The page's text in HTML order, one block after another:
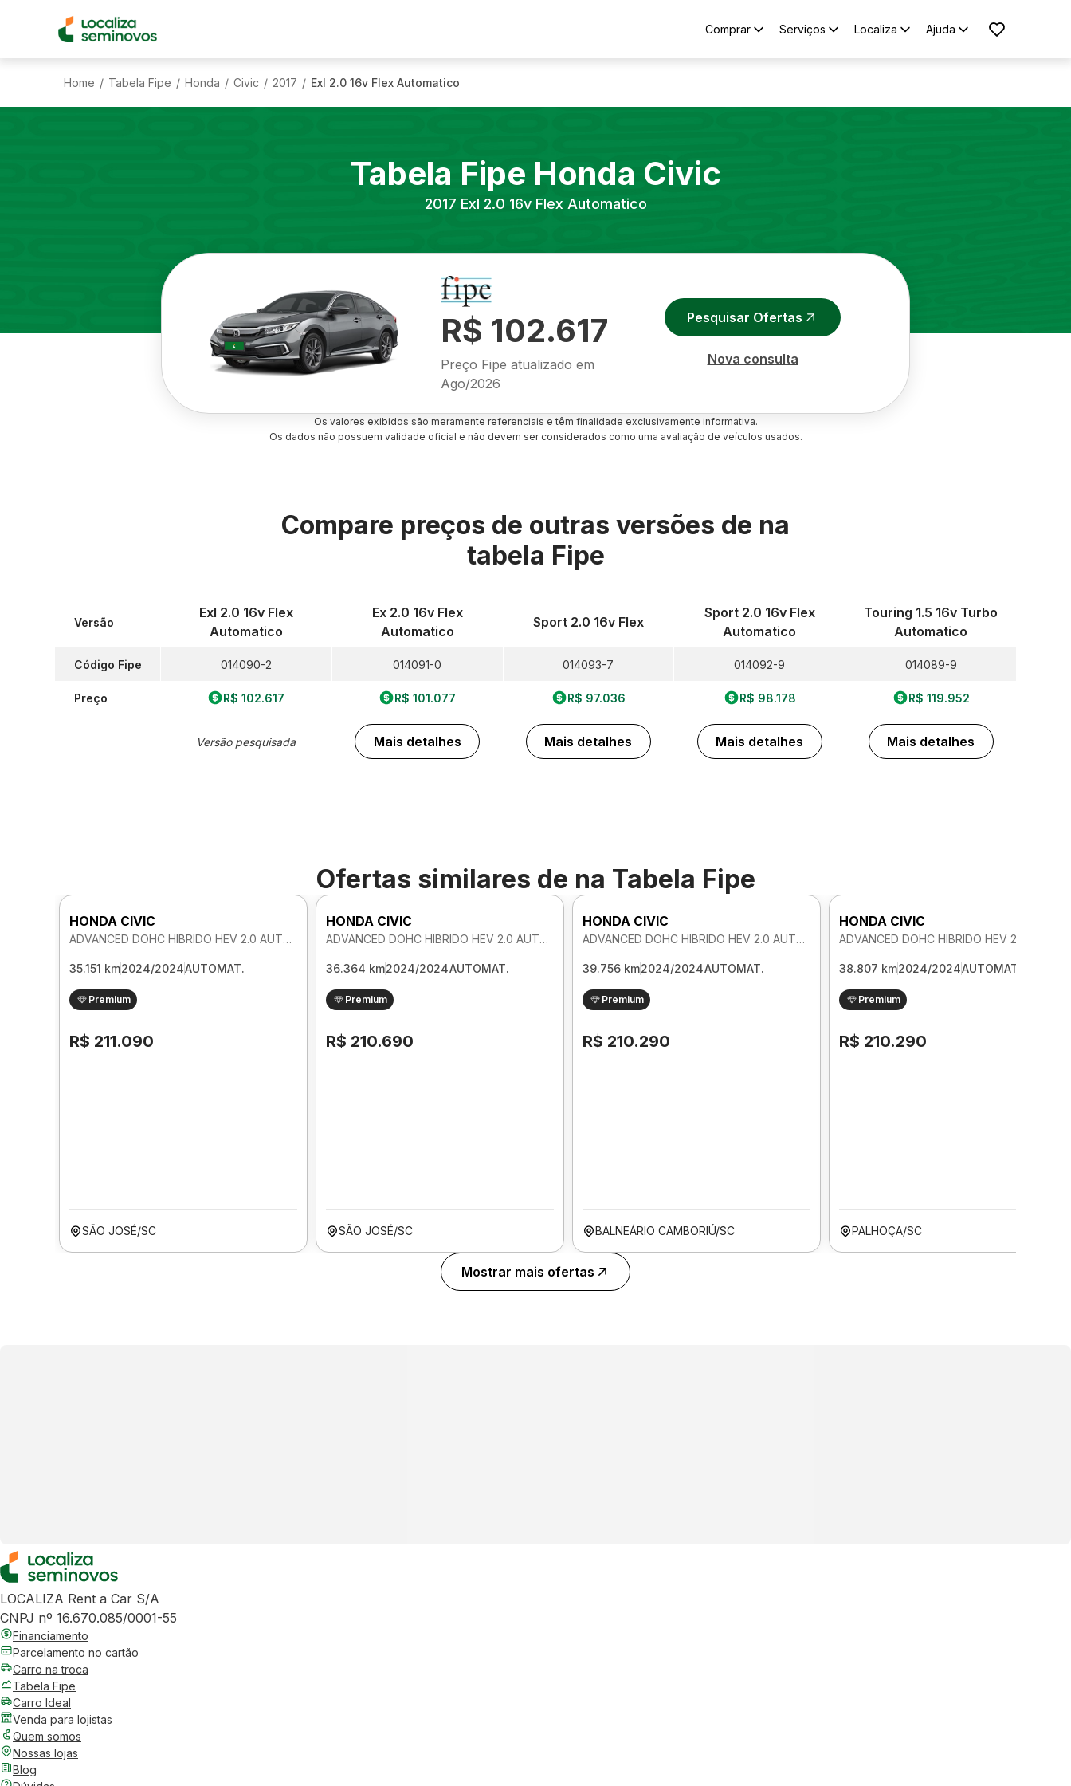
Comprar Serviços Localiza Ajuda
Home / Tabela Fipe / Honda / Civic / 2017 / Exl 2.0 16v Flex Automatico
Tabela Fipe Honda Civic
2017 Exl 2.0 16v Flex Automatico
R$ 102.617
Preço Fipe atualizado em
Ago/2026
Pesquisar Ofertas
Nova consulta
Os valores exibidos são meramente referenciais e têm finalidade exclusivamente informativa.
Os dados não possuem validade oficial e não devem ser considerados como uma avaliação de veículos usados.
Compare preços de outras versões de na
tabela Fipe
Versão
Código Fipe
Preço
Exl 2.0 16v Flex
Automatico
014090-2
R$ 102.617
Versão pesquisada
Ex 2.0 16v Flex
Automatico
014091-0
R$ 101.077
Mais detalhes
Sport 2.0 16v Flex
014093-7
R$ 97.036
Mais detalhes
Sport 2.0 16v Flex
Automatico
014092-9
R$ 98.178
Mais detalhes
Touring 1.5 16v Turbo
Automatico
014089-9
R$ 119.952
Mais detalhes
Ofertas similares de na Tabela Fipe
HONDA CIVIC
ADVANCED DOHC HIBRIDO HEV 2.0 AUTOMATICO
35.151 km2024/2024AUTOMAT.
Premium
R$ 211.090
SÃO JOSÉ/SC
HONDA CIVIC
ADVANCED DOHC HIBRIDO HEV 2.0 AUTOMATICO
36.364 km2024/2024AUTOMAT.
Premium
R$ 210.690
SÃO JOSÉ/SC
HONDA CIVIC
ADVANCED DOHC HIBRIDO HEV 2.0 AUTOMATICO
39.756 km2024/2024AUTOMAT.
Premium
R$ 210.290
BALNEÁRIO CAMBORIÚ/SC
HONDA CIVIC
38.807 km2024/2024AUTOMAT.
Premium
R$ 210.290
PALHOÇA/SC
Mostrar mais ofertas
LOCALIZA Rent a Car S/A
CNPJ nº 16.670.085/0001-55
Financiamento
Parcelamento no cartão
Carro na troca
Tabela Fipe
Carro Ideal
Venda para lojistas
Quem somos
Nossas lojas
Blog